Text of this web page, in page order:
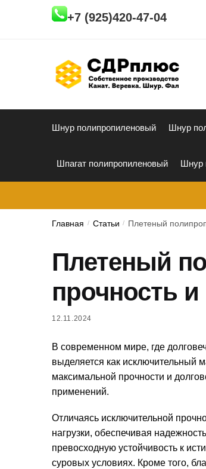
+7 (925)420-47-04
Шнур полипропиленовый Шнур
Шпагат полипропиленовый Шнур
Главная / Статьи / Плетеный
Плетеный
прочность
12.11.2024
В современном мире, где
выделяется как исключительный
максимальной прочности и
применений.
Отличаясь исключительной
нагрузки, обеспечивая
превосходную устойчивость к
суровых условиях. Кроме того,